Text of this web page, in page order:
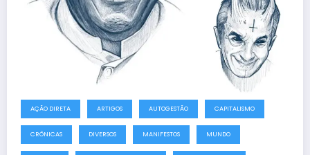
AÇÃO DIRETA ARTIGOS AUTOGESTÃO CAPITALISMO
CRÔNICAS DIVERSOS MANIFESTOS MUNDO